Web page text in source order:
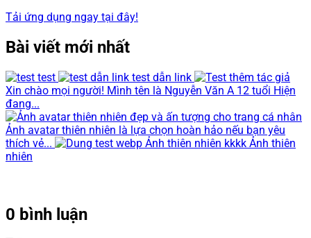
Tải ứng dụng ngay tại đây!
Bài viết mới nhất
test
test dẫn link
Xin chào mọi người! Mình tên là Nguyễn Văn A 12 tuổi Hiện
đang...
Ảnh avatar thiên nhiên là lựa chọn hoàn hảo nếu bạn yêu
thích vẻ...
Ảnh thiên nhiên kkkk Ảnh thiên
nhiên
0 bình luận